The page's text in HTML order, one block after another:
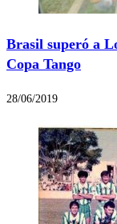
Brasil superó a
Copa Tango
28/06/2019